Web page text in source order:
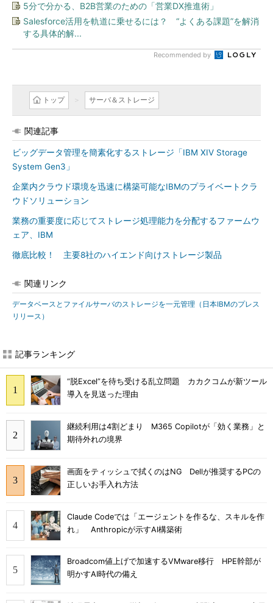
5分で分かる、B2B営業のための「営業DX推進術」
Salesforce活用を軌道に乗せるには？ “よくある課題”を解消
する具体的解...
Recommended by
トップ サーバ＆ストレージ
関連記事
ビッグデータ管理を簡素化するストレージ「IBM XIV Storage
System Gen3」
企業内クラウド環境を迅速に構築可能なIBMのプライベートクラ
ウドソリューション
業務の重要度に応じてストレージ処理能力を分配するファームウ
ェア、IBM
徹底比較！ 主要8社のハイエンド向けストレージ製品
関連リンク
データベースとファイルサーバのストレージを一元管理（日本IBMのプレス
リリース）
記事ランキング
“脱Excel”を待ち受ける乱立問題 カカクコムが新ツール
導入を見送った理由
継続利用は4割どまり M365 Copilotが「効く業務」と
期待外れの境界
画面をティッシュで拭くのはNG Dellが推奨するPCの
正しいお手入れ方法
Claude Codeでは「エージェントを作るな、スキルを作
れ」 Anthropicが示すAI構築術
Broadcom値上げで加速するVMware移行 HPE幹部が
明かすAI時代の備え